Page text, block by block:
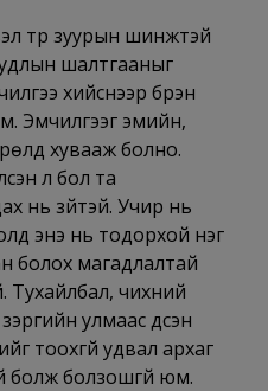
түр зуурын шинжтэй
шалтгааныг
хийснээр бүрэн
Эмчилгээг эмийн,
хувааж болно.
л бол та
нь зүйтэй. Учир нь
энэ нь тодорхой нэг
болох магадлалтай
Тухайлбал, чихний
улмаас үүдсэн
тоохгүй удвал архаг
болж болзошгүй юм.